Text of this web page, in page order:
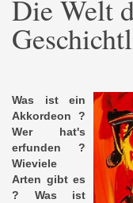
Die Welt
Was ist ein
Akkordeon ?
Wer hat's
erfunden ?
Wieviele
Arten gibt es
? Was ist